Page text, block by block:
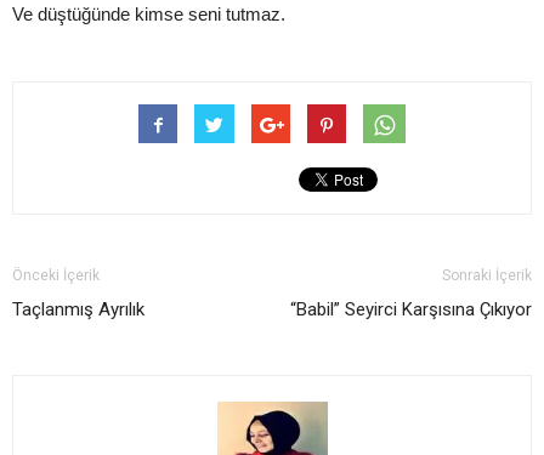
Ve düştüğünde kimse seni tutmaz.
Önceki İçerik
Taçlanmış Ayrılık
Sonraki İçerik
“Babil” Seyirci Karşısına Çıkıyor